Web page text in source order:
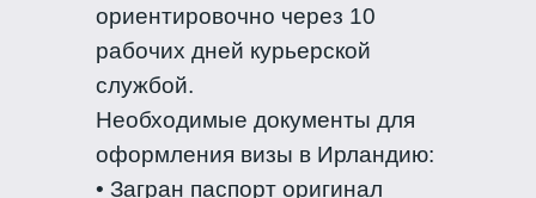
ориентировочно через 10
рабочих дней курьерской
службой.
Необходимые документы для
оформления визы в Ирландию:
• Загран паспорт оригинал